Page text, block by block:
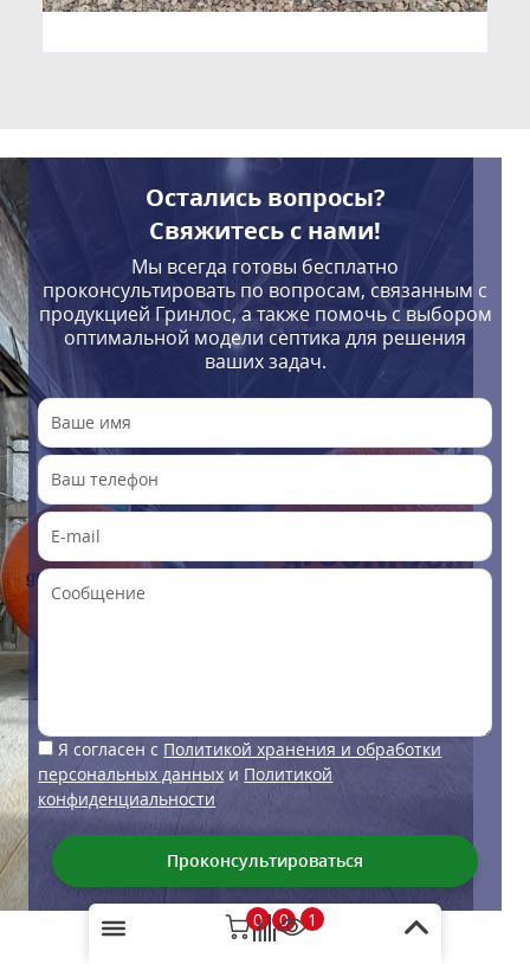
0 0 1
Остались вопросы?
Свяжитесь с нами!
Мы всегда готовы бесплатно
проконсультировать по вопросам, связанным с
продукцией Гринлос, а также помочь с выбором
оптимальной модели септика для решения
ваших задач.
Я согласен с Политикой хранения и обработки
персональных данных и Политикой
конфиденциальности